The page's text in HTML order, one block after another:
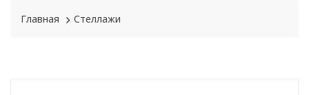
Главная Стеллажи